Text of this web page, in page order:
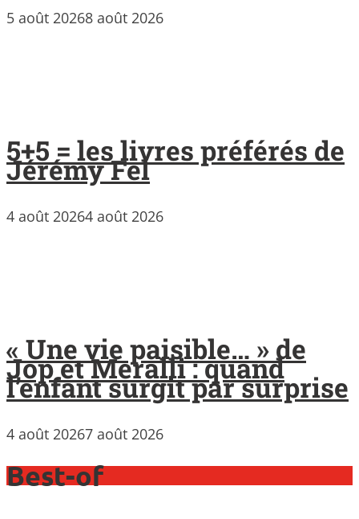
5 août 20268 août 2026
5+5 = les livres préférés de
Jérémy Fel
4 août 20264 août 2026
« Une vie paisible… » de
Jop et Meralli : quand
l’enfant surgit par surprise
4 août 20267 août 2026
Best-of